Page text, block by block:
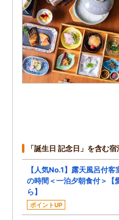
「誕生日 記念日」を含む
【人気No.1】露天風呂付
の時間＜一泊夕朝食付＞【
ら】
ポイントUP